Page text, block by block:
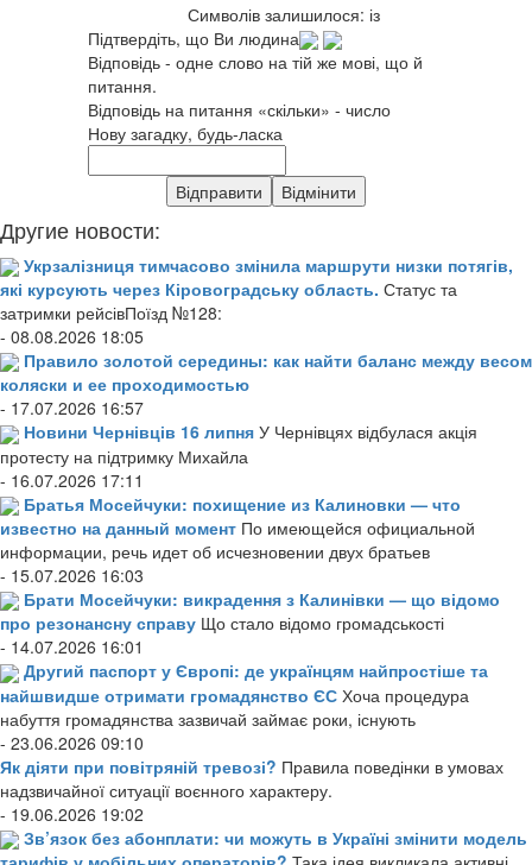
Символів залишилося: із
Підтвердіть, що Ви людина
Відповідь - одне слово на тій же мові, що й
питання.
Відповідь на питання «скільки» - число
Нову загадку, будь-ласка
Другие новости:
Укрзалізниця тимчасово змінила маршрути низки потягів,
які курсують через Кіровоградську область. Статус та
затримки рейсівПоїзд №128:
- 08.08.2026 18:05
Правило золотой середины: как найти баланс между весом
коляски и ее проходимостью
- 17.07.2026 16:57
Новини Чернівців 16 липня У Чернівцях відбулася акція
протесту на підтримку Михайла
- 16.07.2026 17:11
Братья Мосейчуки: похищение из Калиновки — что
известно на данный момент По имеющейся официальной
информации, речь идет об исчезновении двух братьев
- 15.07.2026 16:03
Брати Мосейчуки: викрадення з Калинівки — що відомо
про резонансну справу Що стало відомо громадськості
- 14.07.2026 16:01
Другий паспорт у Європі: де українцям найпростіше та
найшвидше отримати громадянство ЄС Хоча процедура
набуття громадянства зазвичай займає роки, існують
- 23.06.2026 09:10
Як діяти при повітряній тревозі? Правила поведінки в умовах
надзвичайної ситуації воєнного характеру.
- 19.06.2026 19:02
Зв’язок без абонплати: чи можуть в Україні змінити модель